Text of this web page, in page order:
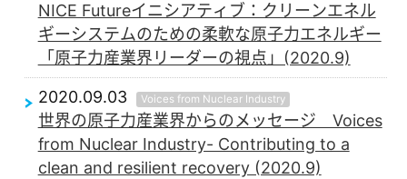
NICE Futureイニシアティブ：クリーンエネル
ギーシステムのための柔軟な原子力エネルギー
「原子力産業界リーダーの視点」(2020.9)
2020.09.03 Voices from Nuclear Industry
世界の原子力産業界からのメッセージ Voices
from Nuclear Industry- Contributing to a
clean and resilient recovery (2020.9)